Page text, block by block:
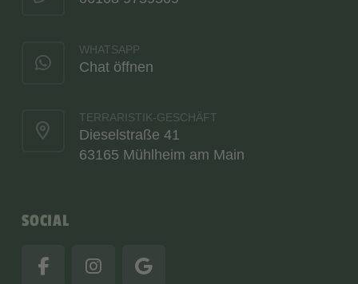
WHATSAPP
Chat öffnen
TERRARISTIK-GESCHÄFT
Dieselstraße 41
63165 Mühlheim am Main
SOCIAL